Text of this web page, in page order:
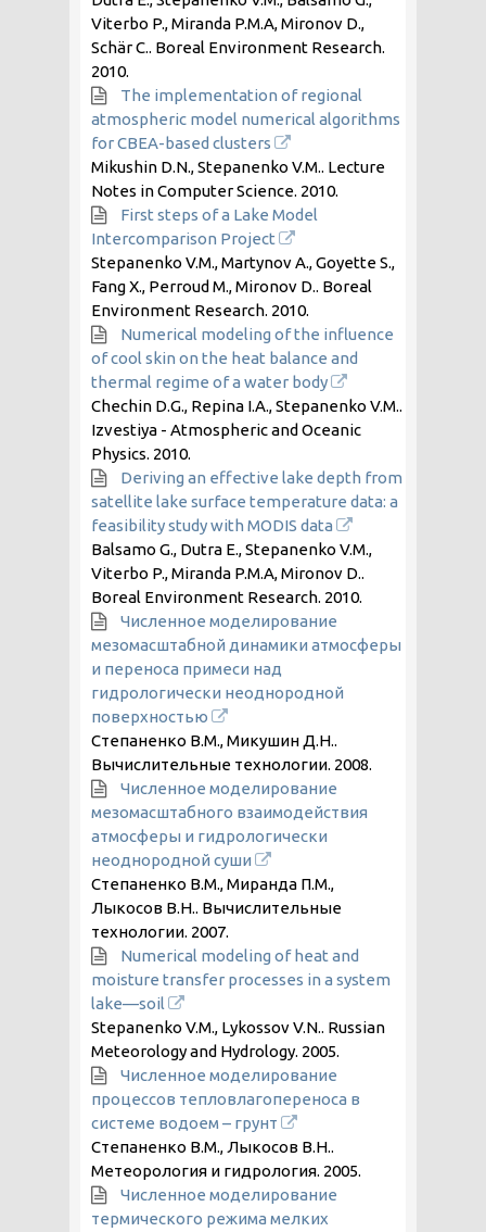
Viterbo P., Miranda P.M.A, Mironov D.,
Schär C.. Boreal Environment Research.
2010.
The implementation of regional
atmospheric model numerical algorithms
for CBEA-based clusters
Mikushin D.N., Stepanenko V.M.. Lecture
Notes in Computer Science. 2010.
First steps of a Lake Model
Intercomparison Project
Stepanenko V.M., Martynov A., Goyette S.,
Fang X., Perroud M., Mironov D.. Boreal
Environment Research. 2010.
Numerical modeling of the influence
of cool skin on the heat balance and
thermal regime of a water body
Chechin D.G., Repina I.A., Stepanenko V.M..
Izvestiya - Atmospheric and Oceanic
Physics. 2010.
Deriving an effective lake depth from
satellite lake surface temperature data: a
feasibility study with MODIS data
Balsamo G., Dutra E., Stepanenko V.M.,
Viterbo P., Miranda P.M.A, Mironov D..
Boreal Environment Research. 2010.
Численное моделирование
мезомасштабной динамики атмосферы
и переноса примеси над
гидрологически неоднородной
поверхностью
Степаненко В.М., Микушин Д.Н..
Вычислительные технологии. 2008.
Численное моделирование
мезомасштабного взаимодействия
атмосферы и гидрологически
неоднородной суши
Степаненко В.М., Миранда П.М.,
Лыкосов В.Н.. Вычислительные
технологии. 2007.
Numerical modeling of heat and
moisture transfer processes in a system
lake—soil
Stepanenko V.M., Lykossov V.N.. Russian
Meteorology and Hydrology. 2005.
Численное моделирование
процессов тепловлагопереноса в
системе водоем – грунт
Степаненко В.М., Лыкосов В.Н..
Метеорология и гидрология. 2005.
Численное моделирование
термического режима мелких